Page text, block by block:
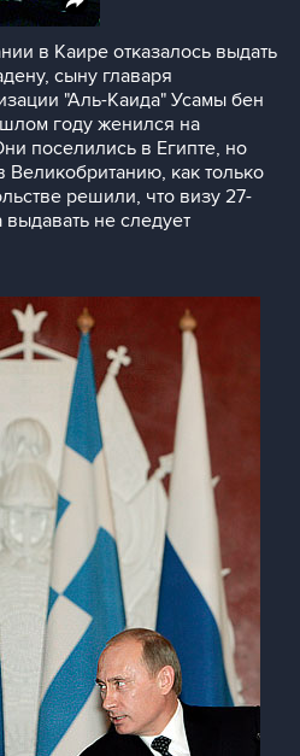
в Каире отказалось выдать
сыну главаря
"Аль-Каида" Усамы бен
году женился на
поселились в Египте, но
Великобританию, как только
решили, что визу 27-
не следует